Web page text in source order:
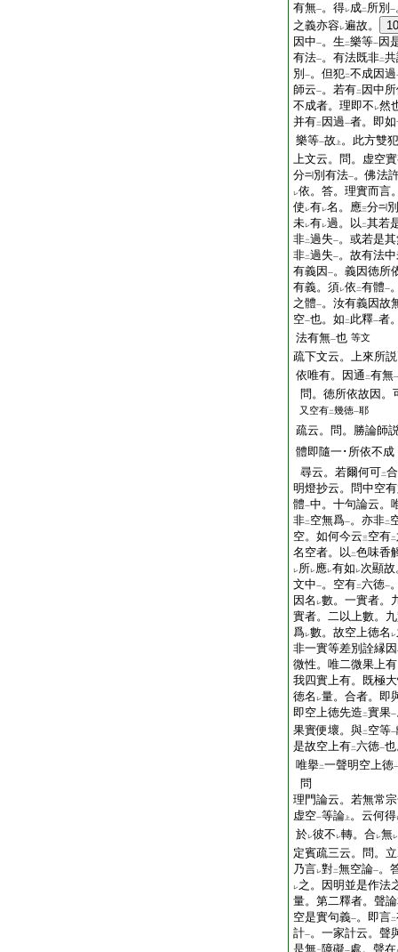
有無一。得レ成二 所別 一
之義亦容レ遍故。
10
因中一。生 二樂等一 因
有法一。有法既非二
別 一。但犯二不成因過
師云一。若有二 因中
不成者。理即不 レ然
并有二 因過一者。即如
樂等一故 上 。此方雙犯
上文云。問。虚空
分
別有法一。佛法
レ依。答。理實而言
使 レ有レ名。應三分
未レ有レ過。以 二其若
非二過失一。或若是
非二過失一。故有法
有義因 一。義因徳所
有義。須レ依 二有體一
之體一。汝有義因故
空一也。如 二 此釋一者
法有無一也 等文
疏下文云。上來所
依唯有。因通 二有無一
問。徳所依故因。
又空有二幾徳一耶
疏云。問。勝論師
體即隨一･所依不成
尋云。若爾何可二
明燈抄云。問中空
體一中。十句論云。
非二 空無爲一。亦非二
空。如何今云三空有二
名空者。以 二色味香
レ所レ應レ有如 レ次顯故
文中一。空有二六徳一
因名 レ數。一實者。
實者。二以上數。
爲レ數。故空上徳名 レ
非一實等差別詮縁
微性。唯二微果上
我四實上有。既極
徳名 レ量。合者。即
即空上徳先造 二實果一
果實便壞。與二 空等一
是故空上有二六徳一
唯擧二一聲明空上徳一
問
理門論云。若無常
虚空一等論 上 。云何得
於レ彼不 レ轉。合レ無レ
定賓疏三云。問。立
乃言レ對二無空論一。
レ之。因明並是作法
量。第二釋者。聲
空是實句義一。即言二
計一。一家計云。聲
是無 障礙 處。聲在